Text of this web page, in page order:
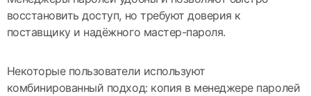
восстановить доступ, но требуют доверия к
поставщику и надёжного мастер-пароля.
Некоторые пользователи используют
комбинированный подход: копия в менеджере паролей